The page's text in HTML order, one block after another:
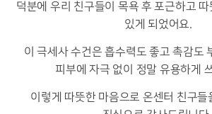
덕분에 우리 친구들이 목욕 후 포근하고
있게 되었어요.
이 극세사 수건은 흡수력도 좋고 촉감도
피부에 자극 없이 정말 유용하게
이렇게 따뜻한 마음으로 온센터 친구들